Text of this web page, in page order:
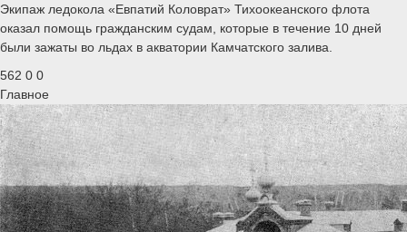
Экипаж ледокола «Евпатий Коловрат» Тихоокеанского флота
оказал помощь гражданским судам, которые в течение 10 дней
были зажаты во льдах в акватории Камчатского залива.
562 0 0
Главное